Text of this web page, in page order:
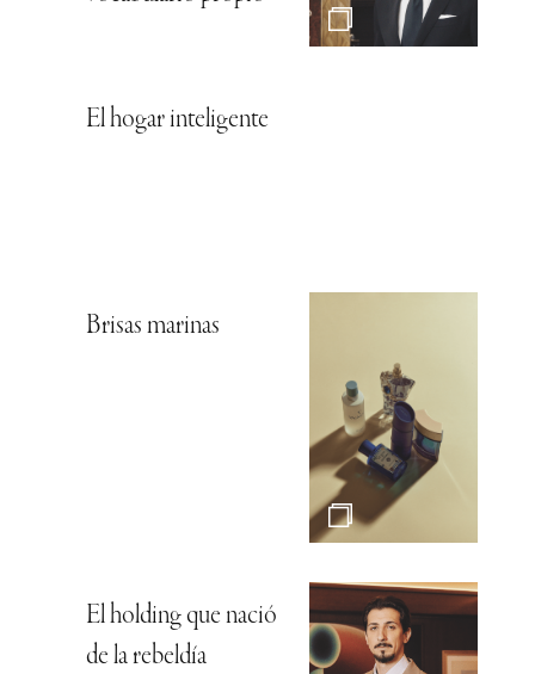
El hogar inteligente
Brisas marinas
El holding que nació
de la rebeldía